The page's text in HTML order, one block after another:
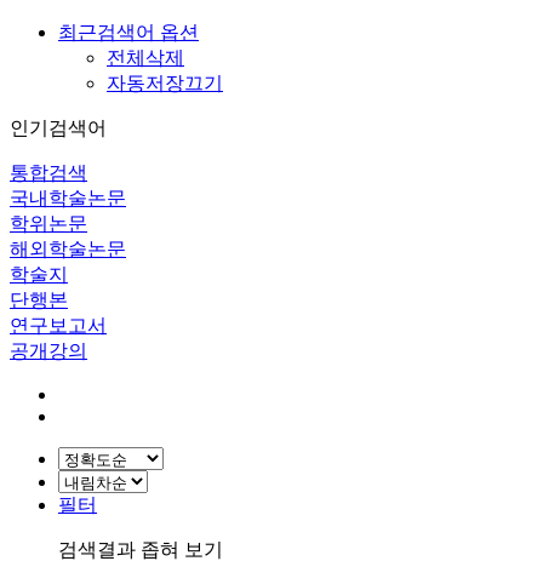
최근검색어 옵션
전체삭제
자동저장끄기
인기검색어
통합검색
국내학술논문
학위논문
해외학술논문
학술지
단행본
연구보고서
공개강의
필터
검색결과 좁혀 보기